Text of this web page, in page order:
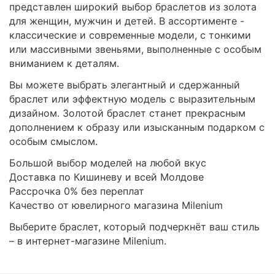
представлен широкий выбор браслетов из золота
для женщин, мужчин и детей. В ассортименте -
классические и современные модели, с тонкими
или массивными звеньями, выполненные с особым
вниманием к деталям.
Вы можете выбрать элегантный и сдержанный
браслет или эффектную модель с выразительным
дизайном. Золотой браслет станет прекрасным
дополнением к образу или изысканным подарком с
особым смыслом.
Большой выбор моделей на любой вкус
Доставка по Кишиневу и всей Молдове
Рассрочка 0% без переплат
Качество от ювелирного магазина Milenium
Выберите браслет, который подчеркнёт ваш стиль
– в интернет-магазине Milenium.